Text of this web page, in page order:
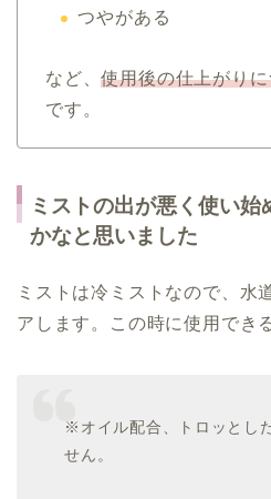
つやがある
など、使用後の仕上がり
です。
ミストの出が悪く使い
かなと思いました
ミストは冷ミストなので、水
アします。この時に使用でき
※オイル配合、トロッとし
せん。